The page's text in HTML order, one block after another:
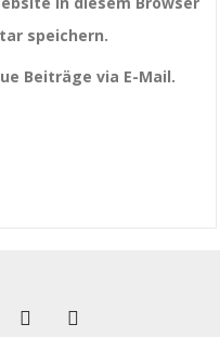
speichern.
Beiträge via E-Mail.